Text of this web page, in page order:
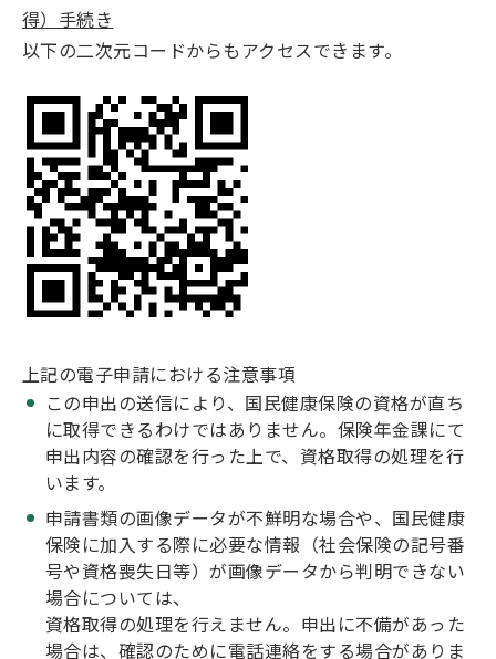
得）手続き
以下の二次元コードからもアクセスできます。
上記の電子申請における注意事項
この申出の送信により、国民健康保険の資格が直ち
に取得できるわけではありません。保険年金課にて
申出内容の確認を行った上で、資格取得の処理を行
います。
申請書類の画像データが不鮮明な場合や、国民健康
保険に加入する際に必要な情報（社会保険の記号番
号や資格喪失日等）が画像データから判明できない
場合については、
資格取得の処理を行えません。申出に不備があった
場合は、確認のために電話連絡をする場合がありま